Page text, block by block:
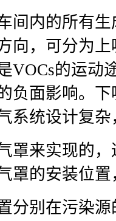
间内的所有
向，可分为
VOCs的运动
负面影响。
系统设计复
罩来实现的
罩的安装位
分别在污染